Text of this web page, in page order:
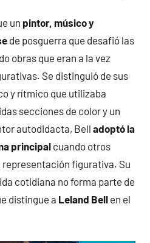
un pintor, músico y
de posguerra que desafió las
obras que eran a la vez
Se distinguió de sus
y rítmico que utilizaba
secciones de color y un
autodidacta, Bell adoptó la
principal cuando otros
figurativa. Su
cotidiana no forma parte de
distingue a Leland Bell en el